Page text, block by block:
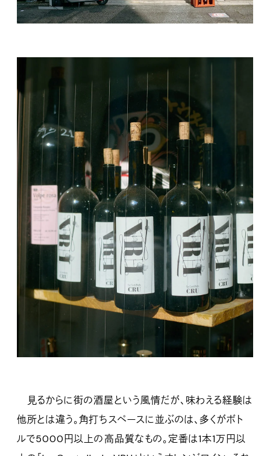
見るからに街の酒屋という風情だが、味わえる経験は
他所とは違う。角打ちスペースに並ぶのは、多くがボト
ルで5000円以上の高品質なもの。定番は1本1万円以